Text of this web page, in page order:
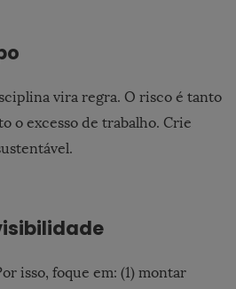
vira regra. O risco é tanto
o excesso de trabalho. Crie
isso, foque em: (1) montar